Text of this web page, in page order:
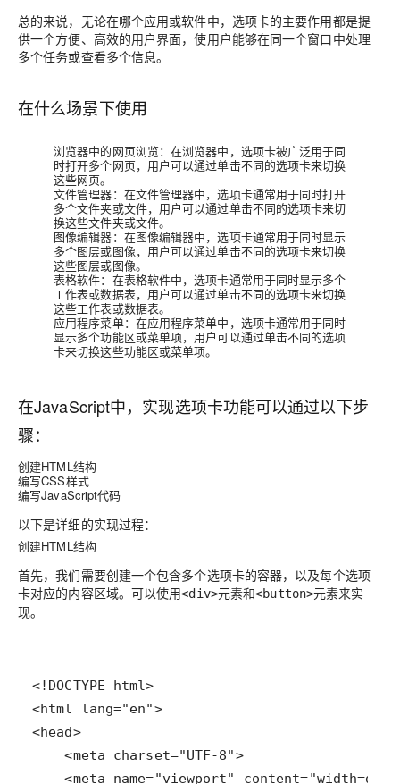
总的来说，无论在哪个应用或软件中，选项卡的主要作用都是提
供一个方便、高效的用户界面，使用户能够在同一个窗口中处理
多个任务或查看多个信息。
在什么场景下使用
浏览器中的网页浏览：在浏览器中，选项卡被广泛用于同
时打开多个网页，用户可以通过单击不同的选项卡来切换
这些网页。
文件管理器：在文件管理器中，选项卡通常用于同时打开
多个文件夹或文件，用户可以通过单击不同的选项卡来切
换这些文件夹或文件。
图像编辑器：在图像编辑器中，选项卡通常用于同时显示
多个图层或图像，用户可以通过单击不同的选项卡来切换
这些图层或图像。
表格软件：在表格软件中，选项卡通常用于同时显示多个
工作表或数据表，用户可以通过单击不同的选项卡来切换
这些工作表或数据表。
应用程序菜单：在应用程序菜单中，选项卡通常用于同时
显示多个功能区或菜单项，用户可以通过单击不同的选项
卡来切换这些功能区或菜单项。
在JavaScript中，实现选项卡功能可以通过以下步
骤：
创建HTML结构
编写CSS样式
编写JavaScript代码
以下是详细的实现过程：
创建HTML结构
首先，我们需要创建一个包含多个选项卡的容器，以及每个选项
卡对应的内容区域。可以使用<div>元素和<button>元素来实
现。
<html lang="en">
<head>
    <meta charset="UTF-8">